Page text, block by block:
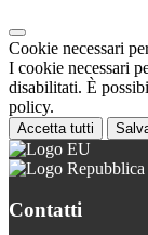
Cookie necessari
I cookie necessari
disabilitati. È
policy.
Accetta tutti
Contatti